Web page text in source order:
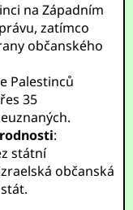
na Západním
zatímco
občanského
Palestinců
35
:
státní
občanská